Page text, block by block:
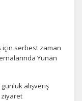
için serbest zaman
Yunan
alışveriş
ziyaret